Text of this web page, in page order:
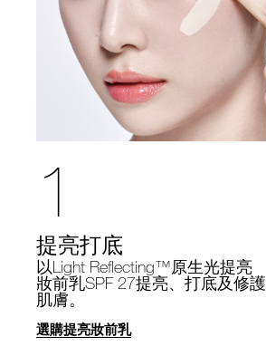
1
提亮打底
以Light Reflecting™原生光提亮
妝前乳SPF 27提亮、打底及修護
肌膚。
選購提亮妝前乳